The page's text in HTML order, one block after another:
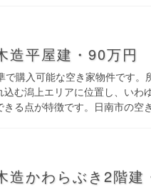
造平屋建・90万円
購入可能な空き家物件です。
む潟上エリアに位置し、いわ
きる点が特徴です。日南市の空
造かわらぶき2階建